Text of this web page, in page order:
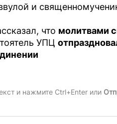
и
что молитвами
УПЦ
и нажмите Ctrl+Enter или